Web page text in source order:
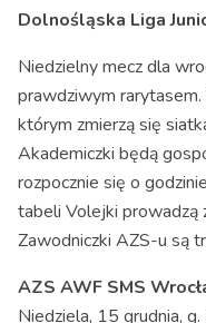
Dolnośląska Liga
Niedzielny mecz dla
prawdziwym
którym zmierzą się
Akademiczki będą
rozpocznie się o
tabeli Volejki prowadzą
Zawodniczki AZS-u są
AZS AWF SMS
Niedziela, 15 grudnia,